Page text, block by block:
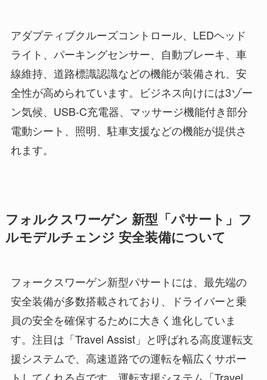
アダプティブクルーズコントロール、LEDヘッド
ライト、パーキングセンサー、自動ブレーキ、車
線維持、道路標識認識などの機能が装備され、安
全性が高められています。ビジネス向けには3ゾー
ン気候、USB-C充電器、マッサージ機能付き部分
電動シート、照明、駐車支援などの機能が提供さ
れます。
フォルクスワーゲン 新型「パサート」フ
ルモデルチェンジ 安全装備について
フォークスワーゲン新型パサートには、最先端の
安全装備が多数搭載されており、ドライバーと乗
員の安全を確保するために大きく進化していま
す。注目は「Travel Assist」と呼ばれる高度運転支
援システムで、高速道路での運転を幅広くサポー